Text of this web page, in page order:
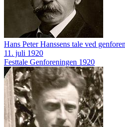
Hans Peter Hanssens tale ved
11. juli 1920
Festtale Genforeningen 1920